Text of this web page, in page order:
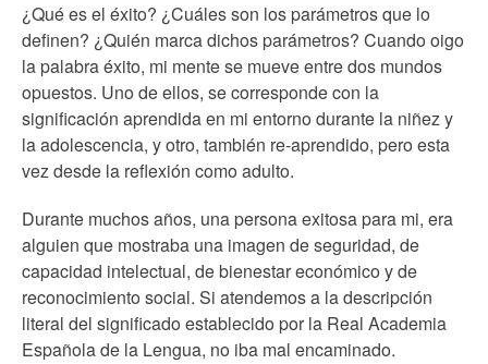
¿Qué es el éxito? ¿Cuáles son los parámetros que lo
definen? ¿Quién marca dichos parámetros? Cuando oigo
la palabra éxito, mi mente se mueve entre dos mundos
opuestos. Uno de ellos, se corresponde con la
significación aprendida en mi entorno durante la niñez y
la adolescencia, y otro, también re-aprendido, pero esta
vez desde la reflexión como adulto.
Durante muchos años, una persona exitosa para mi, era
alguien que mostraba una imagen de seguridad, de
capacidad intelectual, de bienestar económico y de
reconocimiento social. Si atendemos a la descripción
literal del significado establecido por la Real Academia
Española de la Lengua, no iba mal encaminado.